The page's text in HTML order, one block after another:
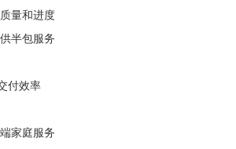
量和进度
半包服务
付效率
家庭服务